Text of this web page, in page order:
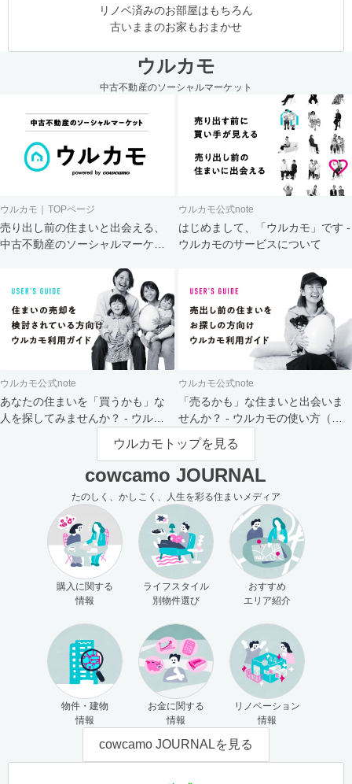
リノベ済みのお部屋はもちろん
古いままのお家もおまかせ
ウルカモ
中古不動産のソーシャルマーケット
ウルカモ｜TOPページ
売り出し前の住まいと出会える、
中古不動産のソーシャルマーケッ
ウルカモ公式note
はじめまして、「ウルカモ」です -
ウルカモのサービスについて
ウルカモ公式note
あなたの住まいを「買うかも」な
人を探してみませんか？ - ウルカ
ウルカモ公式note
「売るかも」な住まいと出会いま
せんか？ - ウルカモの使い方（買
主さま向け）
ウルカモトップを見る
cowcamo JOURNAL
たのしく、かしこく、人生を彩る住まいメディア
購入に関する
情報
ライフスタイル
別物件選び
おすすめ
エリア紹介
物件・建物
情報
お金に関する
情報
リノベーション
情報
cowcamo JOURNALを見る